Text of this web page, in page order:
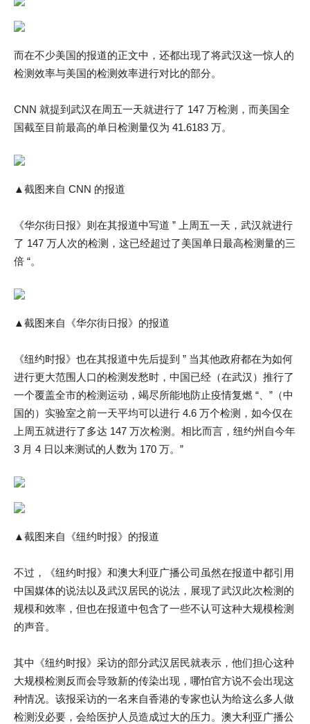
而在不少美国的报道的正文中，还都出现了将武汉这一惊人的
检测效率与美国的检测效率进行对比的部分。
CNN 就提到武汉在周五一天就进行了 147 万检测，而美国全
国截至目前最高的单日检测量仅为 41.6183 万。
▲截图来自 CNN 的报道
《华尔街日报》则在其报道中写道 ” 上周五一天，武汉就进行
了 147 万人次的检测，这已经超过了美国单日最高检测量的三
倍 “。
▲截图来自《华尔街日报》的报道
《纽约时报》也在其报道中先后提到 ” 当其他政府都在为如何
进行更大范围人口的检测发愁时，中国已经（在武汉）推行了
一个覆盖全市的检测运动，竭尽所能地防止疫情复燃 “、”（中
国的）实验室之前一天平均可以进行 4.6 万个检测，如今仅在
上周五就进行了多达 147 万次检测。相比而言，纽约州自今年
3 月 4 日以来测试的人数为 170 万。”
▲截图来自《纽约时报》的报道
不过，《纽约时报》和澳大利亚广播公司虽然在报道中都引用
中国媒体的说法以及武汉居民的说法，展现了武汉此次检测的
规模和效率，但也在报道中包含了一些不认可这种大规模检测
的声音。
其中《纽约时报》采访的部分武汉居民就表示，他们担心这种
大规模检测反而会导致新的传染出现，哪怕官方说不会出现这
种情况。该报采访的一名来自香港的专家也认为给这么多人做
检测没必要，会给医护人员造成过大的压力。澳大利亚广播公